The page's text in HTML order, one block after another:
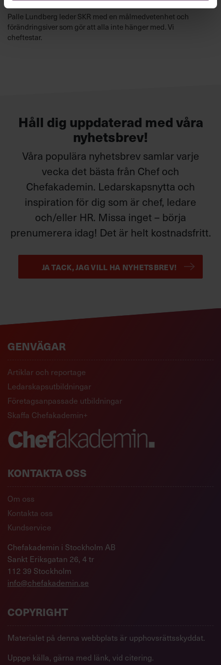
Palle Lundberg leder SKR med en målmedvetenhet och
förändringsiver som gör att alla inte hänger med. Vi
cheftestar.
Håll dig uppdaterad med våra
nyhetsbrev!
Våra populära nyhetsbrev samlar varje
vecka det bästa från Chef och
Chefakademin. Ledarskapsnytta och
inspiration för dig som är chef, ledare
och/eller HR. Missa inget – börja
prenumerera idag! Det är helt kostnadsfritt.
JA TACK, JAG VILL HA NYHETSBREV!
GENVÄGAR
Artiklar och reportage
Ledarskapsutbildningar
Företagsanpassade utbildningar
Skaffa Chefakademin+
KONTAKTA OSS
Om oss
Kontakta oss
Kundservice
Chefakademin i Stockholm AB
Sankt Eriksgatan 26, 4 tr
112 39 Stockholm
info@chefakademin.se
COPYRIGHT
Materialet på denna webbplats är upphovsrättsskyddat.
Uppge källa, gärna med länk, vid citering.